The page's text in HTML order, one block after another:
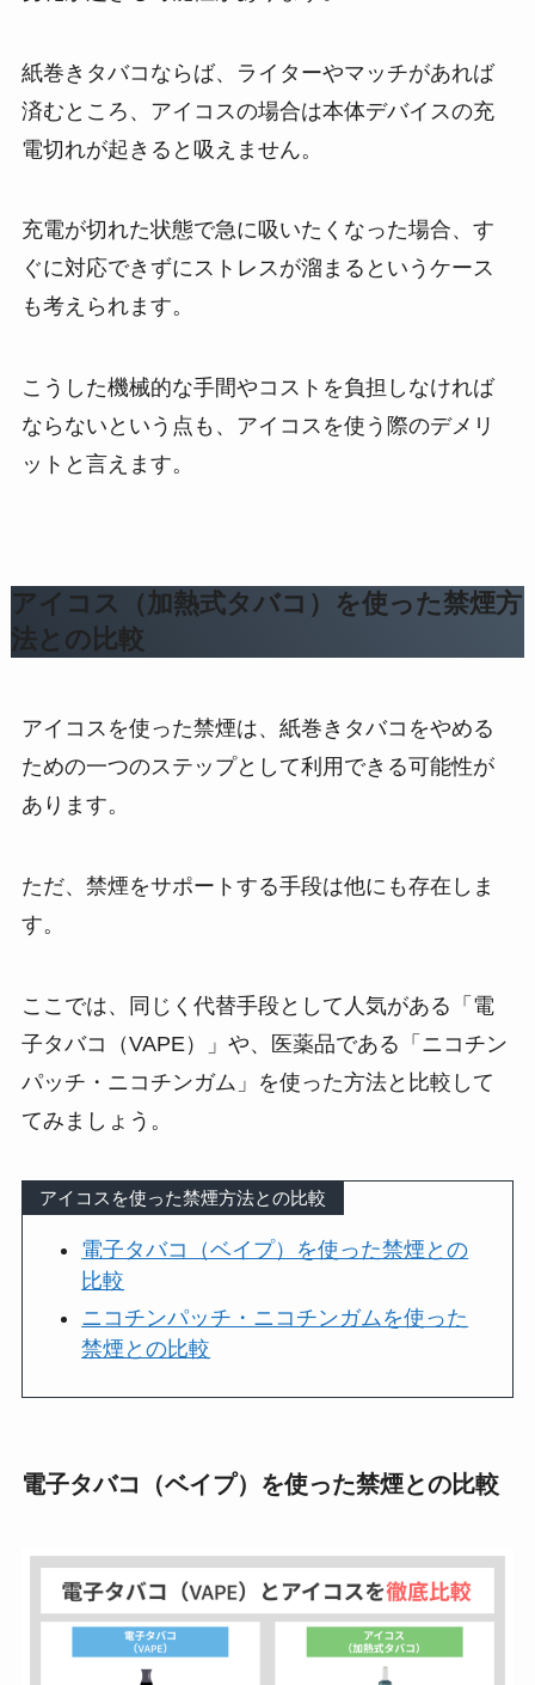
紙巻きタバコならば、ライターやマッチがあれば
済むところ、アイコスの場合は本体デバイスの充
電切れが起きると吸えません。
充電が切れた状態で急に吸いたくなった場合、す
ぐに対応できずにストレスが溜まるというケース
も考えられます。
こうした機械的な手間やコストを負担しなければ
ならないという点も、アイコスを使う際のデメリ
ットと言えます。
アイコス（加熱式タバコ）を使った禁煙方
法との比較
アイコスを使った禁煙は、紙巻きタバコをやめる
ための一つのステップとして利用できる可能性が
あります。
ただ、禁煙をサポートする手段は他にも存在しま
す。
ここでは、同じく代替手段として人気がある「電
子タバコ（VAPE）」や、医薬品である「ニコチン
パッチ・ニコチンガム」を使った方法と比較して
てみましょう。
アイコスを使った禁煙方法との比較
電子タバコ（ベイプ）を使った禁煙との
比較
ニコチンパッチ・ニコチンガムを使った
禁煙との比較
電子タバコ（ベイプ）を使った禁煙との比較